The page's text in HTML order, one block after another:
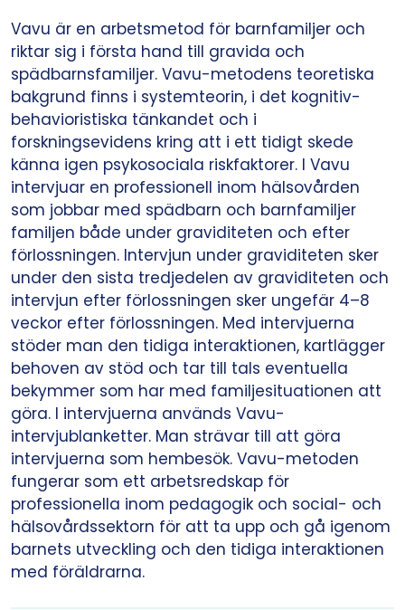
Vavu är en arbetsmetod för barnfamiljer och
riktar sig i första hand till gravida och
spädbarnsfamiljer. Vavu-metodens teoretiska
bakgrund finns i systemteorin, i det kognitiv-
behavioristiska tänkandet och i
forskningsevidens kring att i ett tidigt skede
känna igen psykosociala riskfaktorer. I Vavu
intervjuar en professionell inom hälsovården
som jobbar med spädbarn och barnfamiljer
familjen både under graviditeten och efter
förlossningen. Intervjun under graviditeten sker
under den sista tredjedelen av graviditeten och
intervjun efter förlossningen sker ungefär 4–8
veckor efter förlossningen. Med intervjuerna
stöder man den tidiga interaktionen, kartlägger
behoven av stöd och tar till tals eventuella
bekymmer som har med familjesituationen att
göra. I intervjuerna används Vavu-
intervjublanketter. Man strävar till att göra
intervjuerna som hembesök. Vavu-metoden
fungerar som ett arbetsredskap för
professionella inom pedagogik och social- och
hälsovårdssektorn för att ta upp och gå igenom
barnets utveckling och den tidiga interaktionen
med föräldrarna.